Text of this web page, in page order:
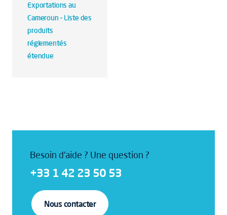
Exportations au
Cameroun - Liste des
produits
réglementés
étendue
Besoin d'aide ? Une question ?
+33 1 42 23 50 53
Nous contacter